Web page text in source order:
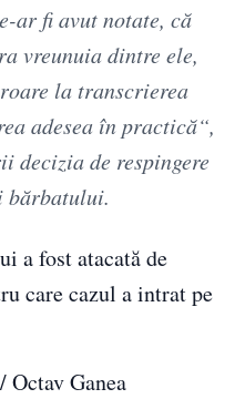
ar fi avut notate, că
vreunuia dintre ele,
la transcrierea
adesea în practică“,
decizia de respingere
bărbatului.
a fost atacată de
care cazul a intrat pe
Octav Ganea